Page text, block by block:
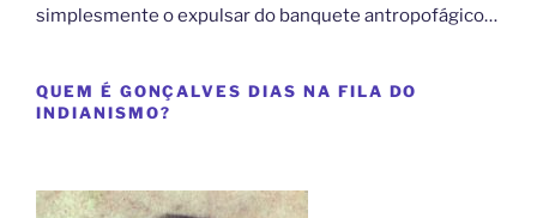
simplesmente o expulsar do banquete antropofágico…
QUEM É GONÇALVES DIAS NA FILA DO
INDIANISMO?